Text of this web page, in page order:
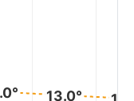
13.0°